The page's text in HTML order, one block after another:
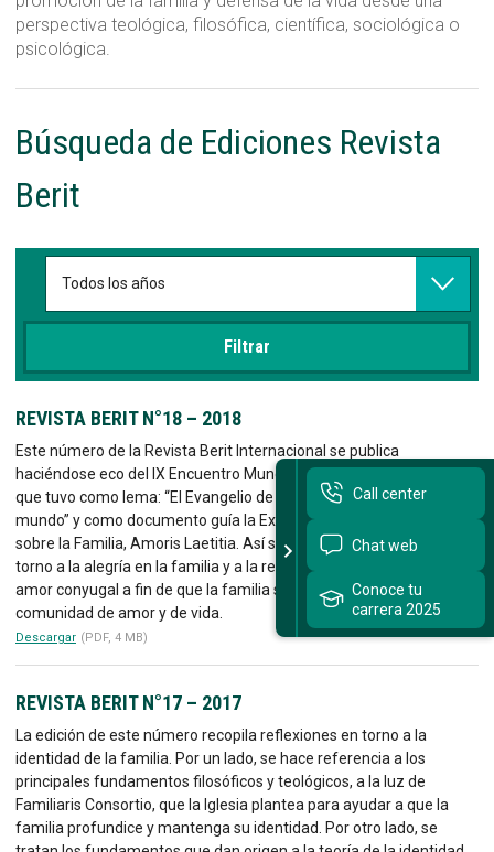
Sitios Santo Tomás
English Version
我们是谁
Intranet Docente
Alumnos
Admisión
perspectiva teológica, filosófica, científica, sociológica o
psicológica.
Búsqueda de Ediciones Revista
Berit
REVISTA BERIT N°18 – 2018
Este número de la Revista Berit Internacional se publica
haciéndose eco del IX Encuentro Mundial de las Familias en Dublín,
que tuvo como lema: “El Evangelio de la Familia, alegría para el
mundo” y como documento guía la Exhortación del papa Francisco
sobre la Familia, Amoris Laetitia. Así se recopilan reflexiones en
torno a la alegría en la familia y a la realidad y características del
amor conyugal a fin de que la familia sea verdaderamente una
comunidad de amor y de vida.
Descargar (PDF, 4 MB)
REVISTA BERIT N°17 – 2017
La edición de este número recopila reflexiones en torno a la
identidad de la familia. Por un lado, se hace referencia a los
principales fundamentos filosóficos y teológicos, a la luz de
Familiaris Consortio, que la Iglesia plantea para ayudar a que la
familia profundice y mantenga su identidad. Por otro lado, se
Call center
Chat web
Conoce tu
carrera 2025